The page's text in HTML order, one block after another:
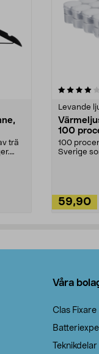
trä
Levande
100
100
Sverige
59,90
Våra
Clas Fixare
Teknikdelar